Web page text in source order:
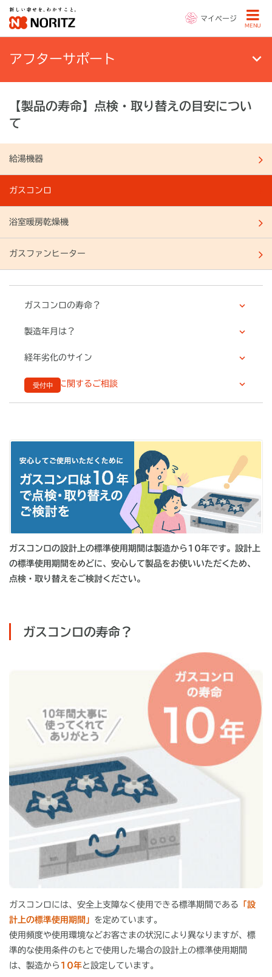
マイページ
MENU
アフターサポート
【製品の寿命】点検・取り替えの目安につい
て
給湯機器
ガスコンロ
浴室暖房乾燥機
ガスファンヒーター
ガスコンロの寿命？
製造年月は？
経年劣化のサイン
受付中
取り替えに関するご相談
ガスコンロの設計上の標準使用期間は製造から10年です。設計上
の標準使用期間をめどに、安心して製品をお使いいただくため、
点検・取り替えをご検討ください。
ガスコンロの寿命？
ガスコンロには、安全上支障なく使用できる標準期間である 「設
計上の標準使用期間」 を定めています。
使用頻度や使用環境などお客さまの状況により異なりますが、標
準的な使用条件のもとで使用した場合の設計上の標準使用期間
は、製造から 10年と設定しています。